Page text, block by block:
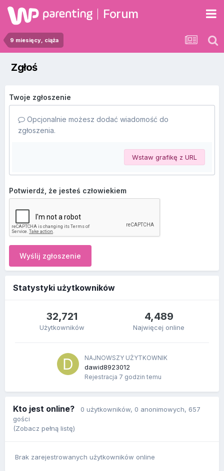
Forum
9 miesięcy, ciąża
Zgłoś
Twoje zgłoszenie
Opcjonalnie możesz dodać wiadomość do
zgłoszenia.
Wstaw grafikę z URL
Potwierdź, że jesteś człowiekiem
Wyślij zgłoszenie
Statystyki użytkowników
32,721
Użytkowników
4,489
Najwięcej online
NAJNOWSZY UŻYTKOWNIK
dawid8923012
Rejestracja 7 godzin temu
Kto jest online? 0 użytkowników, 0 anonimowych, 657
gości
(Zobacz pełną listę)
Brak zarejestrowanych użytkowników online